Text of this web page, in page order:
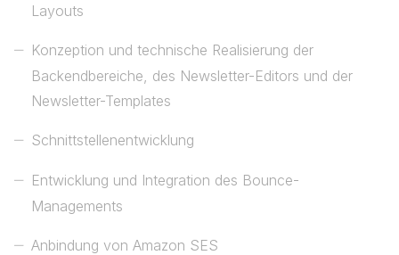
Layouts
Konzeption und technische Realisierung der
Backendbereiche, des Newsletter-Editors und der
Newsletter-Templates
Schnittstellenentwicklung
Entwicklung und Integration des Bounce-
Managements
Anbindung von Amazon SES